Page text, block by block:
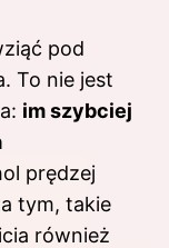
pod
To nie jest
im szybciej
prędzej
tym, takie
również